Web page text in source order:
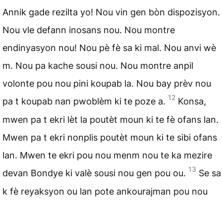
Annik gade rezilta yo! Nou vin gen bòn dispozisyon.
Nou vle defann inosans nou. Nou montre
endinyasyon nou! Nou pè fè sa ki mal. Nou anvi wè
m. Nou pa kache sousi nou. Nou montre anpil
volonte pou nou pini koupab la. Nou bay prèv nou
pa t koupab nan pwoblèm ki te poze a. 12 Konsa,
mwen pa t ekri lèt la poutèt moun ki te fè ofans lan.
Mwen pa t ekri nonplis poutèt moun ki te sibi ofans
lan. Mwen te ekri pou nou menm nou te ka mezire
devan Bondye ki valè sousi nou gen pou ou. 13 Se sa
k fè reyaksyon ou lan pote ankourajman pou nou